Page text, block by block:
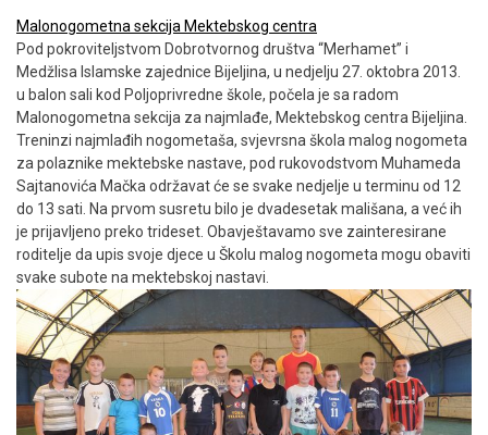
Malonogometna sekcija Mektebskog centra
Pod pokroviteljstvom Dobrotvornog društva “Merhamet” i
Medžlisa Islamske zajednice Bijeljina, u nedjelju 27. oktobra 2013.
u balon sali kod Poljoprivredne škole, počela je sa radom
Malonogometna sekcija za najmlađe, Mektebskog centra Bijeljina.
Treninzi najmlađih nogometaša, svjevrsna škola malog nogometa
za polaznike mektebske nastave, pod rukovodstvom Muhameda
Sajtanovića Mačka održavat će se svake nedjelje u terminu od 12
do 13 sati. Na prvom susretu bilo je dvadesetak mališana, a već ih
je prijavljeno preko trideset. Obavještavamo sve zainteresirane
roditelje da upis svoje djece u Školu malog nogometa mogu obaviti
svake subote na mektebskoj nastavi.